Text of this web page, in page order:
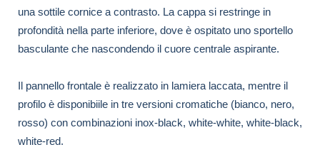
una sottile cornice a contrasto. La cappa si restringe in
profondità nella parte inferiore, dove è ospitato uno sportello
basculante che nascondendo il cuore centrale aspirante.
Il pannello frontale è realizzato in lamiera laccata, mentre il
profilo è disponibiile in tre versioni cromatiche (bianco, nero,
rosso) con combinazioni inox-black, white-white, white-black,
white-red.